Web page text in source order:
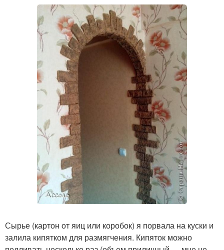
Сырье (картон от яиц или коробок) я порвала на куски и
залила кипятком для размягчения. Кипяток можно